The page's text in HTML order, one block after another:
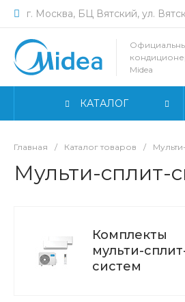
г. Москва, БЦ Вятский, ул.
Midea
КАТАЛОГ
Главная / Каталог товаров /
Мульти-сплит-
Комплекты
мульти-
систем